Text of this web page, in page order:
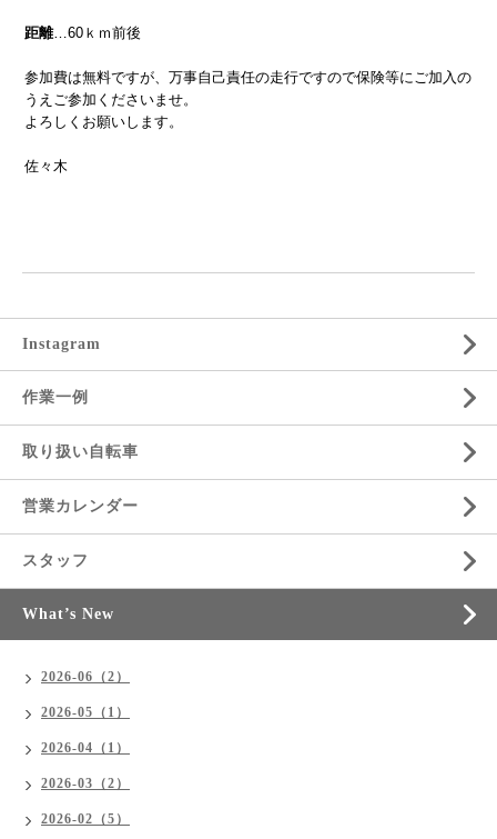
距離…60ｋｍ前後
参加費は無料ですが、万事自己責任の走行ですので保険等にご加入の
うえご参加くださいませ。
よろしくお願いします。
佐々木
Instagram
作業一例
取り扱い自転車
営業カレンダー
スタッフ
What’s New
2026-06（2）
2026-05（1）
2026-04（1）
2026-03（2）
2026-02（5）